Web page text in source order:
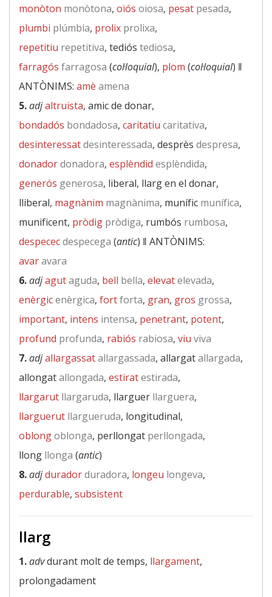
monòton monòtona, oiós oiosa, pesat pesada,
plumbi plúmbia, prolix prolixa,
repetitiu repetitiva, tediós tediosa,
farragós farragosa (col·loquial), plom (col·loquial) ‖
ANTÒNIMS: amè amena
5.adjaltruista, amic de donar,
bondadós bondadosa, caritatiu caritativa,
desinteressatdesinteressada, desprès despresa,
donadordonadora, esplèndid esplèndida,
generós generosa, liberal, llarg en el donar,
lliberal, magnànim magnànima, munífic munífica,
munificent, pròdig pròdiga, rumbós rumbosa,
despececdespecega (antic) ‖ ANTÒNIMS:
avaravara
6.adjagutaguda, bell bella, elevatelevada,
enèrgicenèrgica, fortforta, gran, gros grossa,
important, intens intensa, penetrant, potent,
profund profunda, rabiós rabiosa, viu viva
7.adjallargassatallargassada, allargatallargada,
allongatallongada, estiratestirada,
llargarut llargaruda, llarguer llarguera,
llarguerut llargueruda, longitudinal,
oblongoblonga, perllongat perllongada,
llong llonga (antic)
8.adjduradorduradora, longeu longeva,
perdurable, subsistent
llarg
1.advdurant molt de temps, llargament,
prolongadament